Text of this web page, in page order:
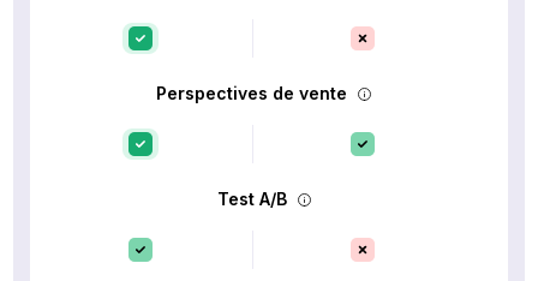
Perspectives de vente
Test A/B